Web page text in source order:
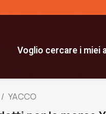
Voglio cercare i miei
YACCO